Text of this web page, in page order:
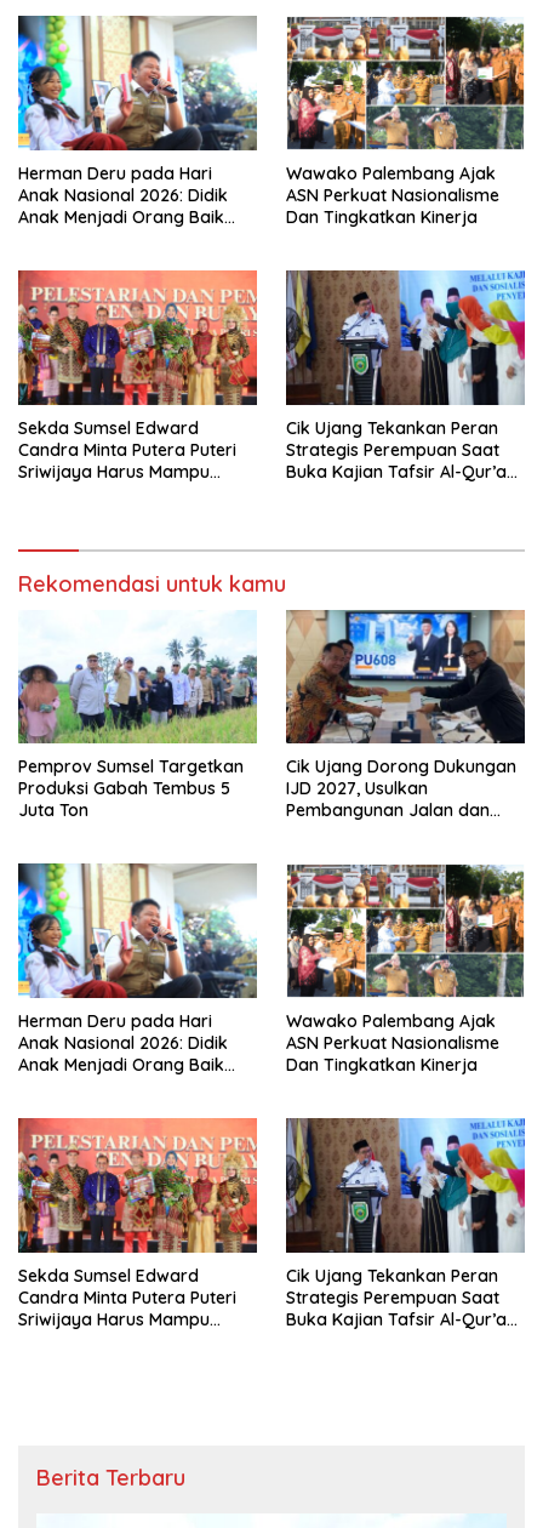
Herman Deru pada Hari
Anak Nasional 2026: Didik
Anak Menjadi Orang Baik
Wawako Palembang Ajak
ASN Perkuat Nasionalisme
Dan Tingkatkan Kinerja
Sekda Sumsel Edward
Candra Minta Putera Puteri
Sriwijaya Harus Mampu
Cik Ujang Tekankan Peran
Strategis Perempuan Saat
Buka Kajian Tafsir Al-Qur’an
Rekomendasi untuk kamu
Pemprov Sumsel Targetkan
Produksi Gabah Tembus 5
Juta Ton
Cik Ujang Dorong Dukungan
IJD 2027, Usulkan
Pembangunan Jalan dan
Herman Deru pada Hari
Anak Nasional 2026: Didik
Anak Menjadi Orang Baik
Wawako Palembang Ajak
ASN Perkuat Nasionalisme
Dan Tingkatkan Kinerja
Sekda Sumsel Edward
Candra Minta Putera Puteri
Sriwijaya Harus Mampu
Cik Ujang Tekankan Peran
Strategis Perempuan Saat
Buka Kajian Tafsir Al-Qur’an
Berita Terbaru